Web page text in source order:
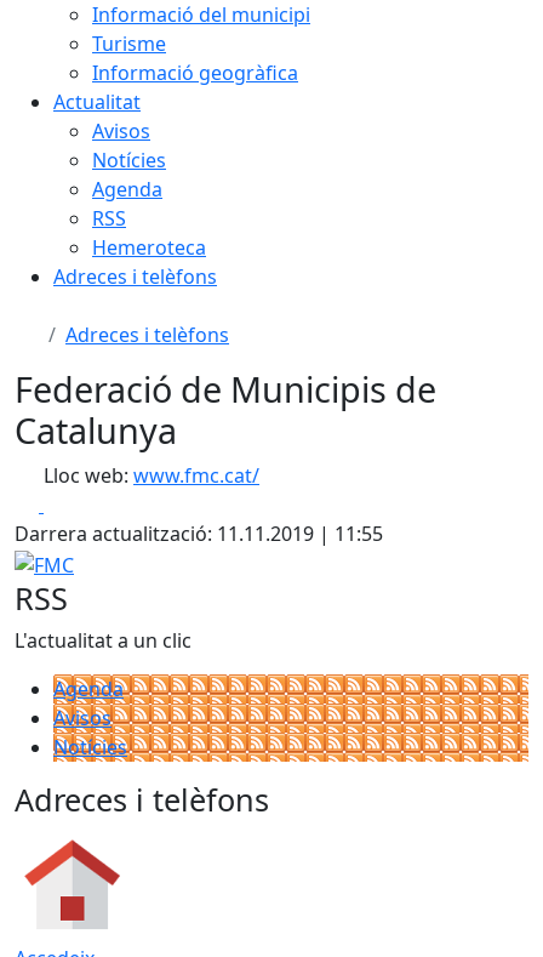
Informació del municipi
Turisme
Informació geogràfica
Actualitat
Avisos
Notícies
Agenda
RSS
Hemeroteca
Adreces i telèfons
Adreces i telèfons
Federació de Municipis de
Catalunya
Lloc web: www.fmc.cat/
Darrera actualització: 11.11.2019 | 11:55
FMC
RSS
L'actualitat a un clic
Agenda
Avisos
Notícies
Adreces i telèfons